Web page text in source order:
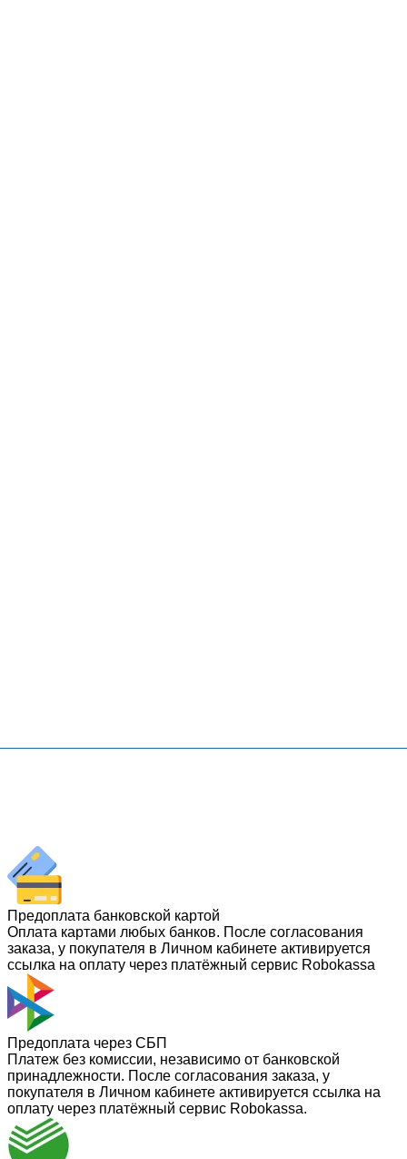
Предоплата банковской картой
Оплата картами любых банков. После согласования
заказа, у покупателя в Личном кабинете активируется
ссылка на оплату через платёжный сервис Robokassa
Предоплата через СБП
Платеж без комиссии, независимо от банковской
принадлежности. После согласования заказа, у
покупателя в Личном кабинете активируется ссылка на
оплату через платёжный сервис Robokassa.